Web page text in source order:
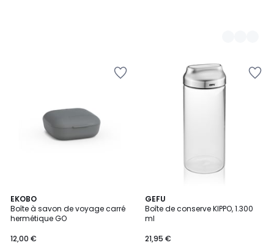
EKOBO
Boîte à savon de voyage carré
hermétique GO
12,00 €
3
Couleurs
GEFU
Boîte de conserve KIPPO, 1.300
ml
21,95 €